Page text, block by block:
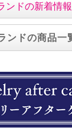
ンドの新着情
ンドの商品一